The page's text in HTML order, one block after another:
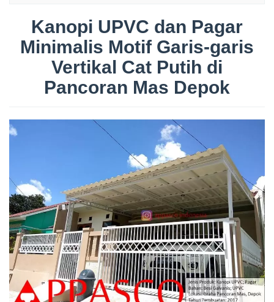
Kanopi UPVC dan Pagar
Minimalis Motif Garis-garis
Vertikal Cat Putih di
Pancoran Mas Depok